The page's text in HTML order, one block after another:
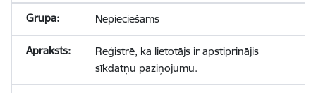
Nepieciešams
Reģistrē, ka lietotājs ir apstiprinājis
sīkdatņu paziņojumu.